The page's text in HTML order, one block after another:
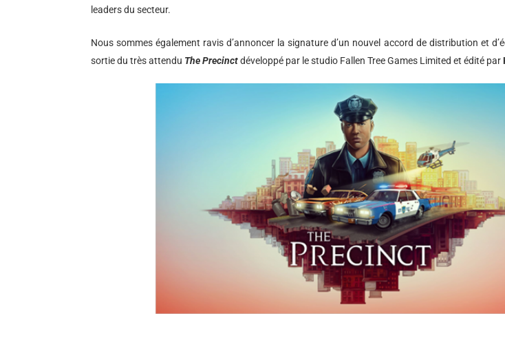
leaders du secteur.
Nous sommes également ravis d’annoncer la signature d’un nouvel accord de distribution et
sortie du très attendu The Precinctdéveloppé par le studio Fallen Tree Games Limited et édité par